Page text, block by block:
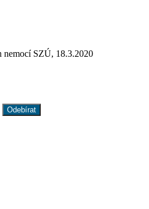
nemocí SZÚ, 18.3.2020